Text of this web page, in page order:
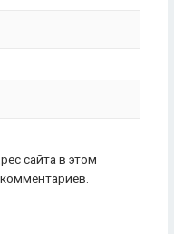
сайта в этом